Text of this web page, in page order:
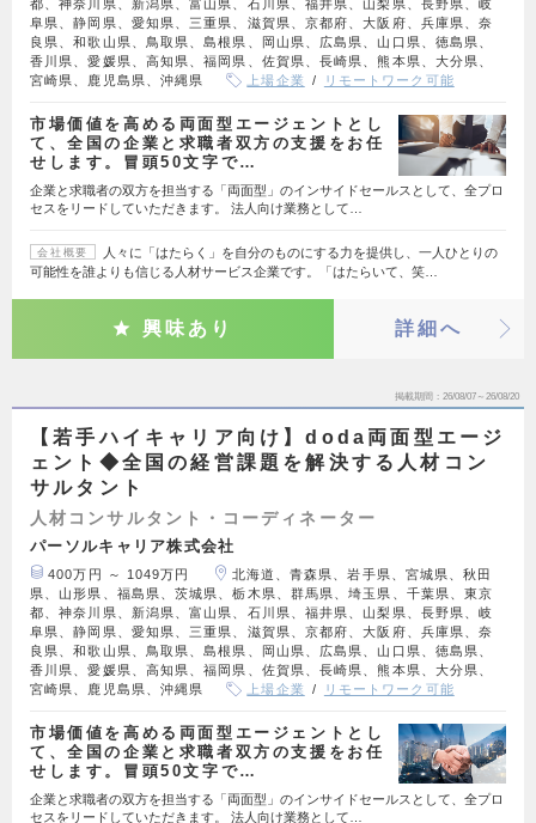
都、神奈川県、新潟県、富山県、石川県、福井県、山梨県、長野県、岐
阜県、静岡県、愛知県、三重県、滋賀県、京都府、大阪府、兵庫県、奈
良県、和歌山県、鳥取県、島根県、岡山県、広島県、山口県、徳島県、
香川県、愛媛県、高知県、福岡県、佐賀県、長崎県、熊本県、大分県、
宮崎県、鹿児島県、沖縄県
上場企業 リモートワーク可能
市場価値を高める両面型エージェントとし
て、全国の企業と求職者双方の支援をお任
せします。冒頭50文字で…
企業と求職者の双方を担当する「両面型」のインサイドセールスとして、全プロ
セスをリードしていただきます。 法人向け業務として…
会社概要
人々に「はたらく」を自分のものにする力を提供し、一人ひとりの
可能性を誰よりも信じる人材サービス企業です。「はたらいて、笑…
興味あり 詳細へ
掲載期間 26/08/07～26/08/20
【若手ハイキャリア向け】doda両面型エージ
ェント◆全国の経営課題を解決する人材コン
サルタント
人材コンサルタント・コーディネーター
パーソルキャリア株式会社
400万円 ～ 1049万円
北海道、青森県、岩手県、宮城県、秋田
県、山形県、福島県、茨城県、栃木県、群馬県、埼玉県、千葉県、東京
都、神奈川県、新潟県、富山県、石川県、福井県、山梨県、長野県、岐
阜県、静岡県、愛知県、三重県、滋賀県、京都府、大阪府、兵庫県、奈
良県、和歌山県、鳥取県、島根県、岡山県、広島県、山口県、徳島県、
香川県、愛媛県、高知県、福岡県、佐賀県、長崎県、熊本県、大分県、
宮崎県、鹿児島県、沖縄県
上場企業 リモートワーク可能
市場価値を高める両面型エージェントとし
て、全国の企業と求職者双方の支援をお任
せします。冒頭50文字で…
企業と求職者の双方を担当する「両面型」のインサイドセールスとして、全プロ
セスをリードしていただきます。 法人向け業務として…